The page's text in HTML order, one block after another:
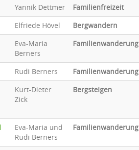
Yannik Dettmer
Familienfreizeit
Elfriede Hövel
Bergwandern
Eva-Maria
Berners
Familienwanderung
Rudi Berners
Familienwanderung
Kurt-Dieter
Zick
Bergsteigen
Eva-Maria und
Rudi Berners
Familienwanderung